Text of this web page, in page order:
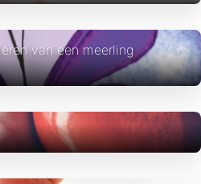
van een meerling